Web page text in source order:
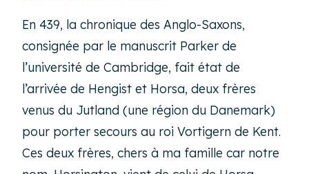
En 439, la chronique des Anglo-Saxons,
consignée par le manuscrit Parker de
l’université de Cambridge, fait état de
l’arrivée de Hengist et Horsa, deux frères
venus du Jutland (une région du Danemark)
pour porter secours au roi Vortigern de Kent.
Ces deux frères, chers à ma famille car notre